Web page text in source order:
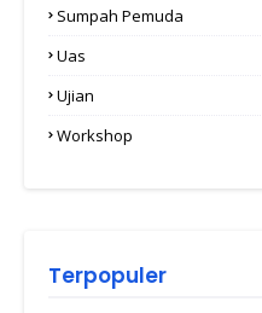
Sumpah Pemuda
Uas
Ujian
Workshop
Terpopuler